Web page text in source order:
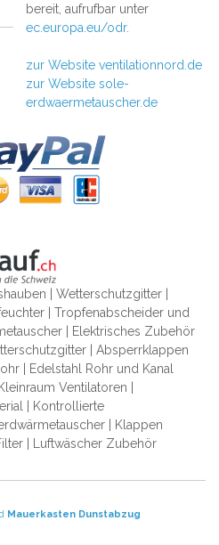
bereit, aufrufbar unter
ec.europa.eu/odr.
zur Website ventilationnord.de
zur Website sole-
erdwaermetauscher.de
| Wetterschutzgitter |
| Tropfenabscheider und
| Elektrisches Zubehör
| Absperrklappen
| Edelstahl Rohr und Kanal
Ventilatoren |
| Kontrollierte
| Klappen
| Luftwäscher Zubehör
Mauerkasten Dunstabzug